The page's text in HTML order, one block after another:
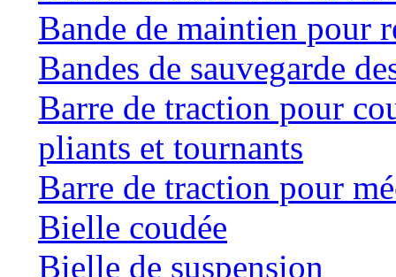
Bande de maintien pour
Bandes de sauvegarde
Barre de traction pour
pliants et tournants
Barre de traction pour
Bielle coudée
Bielle de suspension